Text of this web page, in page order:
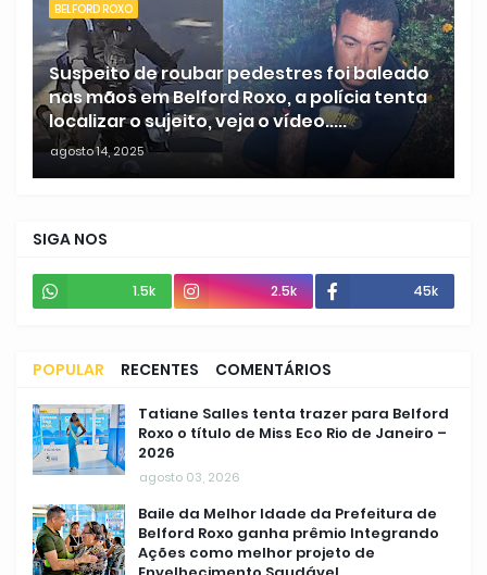
BELFORD ROXO
Suspeito de roubar pedestres foi baleado
nas mãos em Belford Roxo, a polícia tenta
localizar o sujeito, veja o vídeo.....
agosto 14, 2025
SIGA NOS
1.5k 2.5k 45k
POPULAR RECENTES COMENTÁRIOS
Tatiane Salles tenta trazer para Belford
Roxo o título de Miss Eco Rio de Janeiro –
2026
agosto 03, 2026
Baile da Melhor Idade da Prefeitura de
Belford Roxo ganha prêmio Integrando
Ações como melhor projeto de